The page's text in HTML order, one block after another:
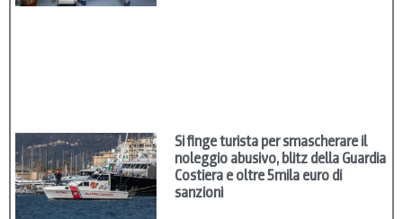
Si finge turista per smascherare il
noleggio abusivo, blitz della Guardia
Costiera e oltre 5mila euro di
sanzioni